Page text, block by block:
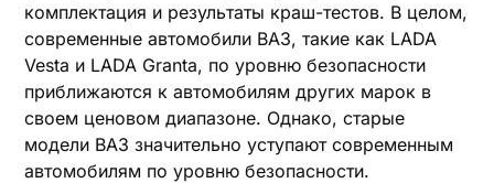
комплектация и результаты краш-тестов. В целом,
современные автомобили ВАЗ, такие как LADA
Vesta и LADA Granta, по уровню безопасности
приближаются к автомобилям других марок в
своем ценовом диапазоне. Однако, старые
модели ВАЗ значительно уступают современным
автомобилям по уровню безопасности.